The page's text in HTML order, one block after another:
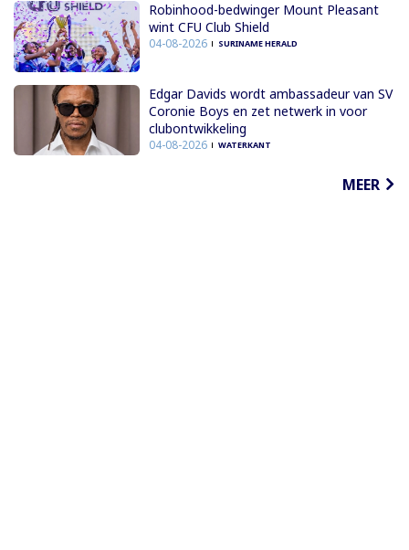
Robinhood-bedwinger Mount Pleasant
wint CFU Club Shield
04-08-2026 SURINAME HERALD
Edgar Davids wordt ambassadeur van SV
Coronie Boys en zet netwerk in voor
clubontwikkeling
04-08-2026 WATERKANT
MEER